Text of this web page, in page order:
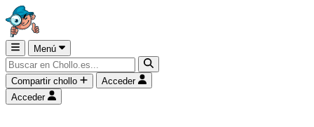
Menú
Compartir chollo
Acceder
Acceder